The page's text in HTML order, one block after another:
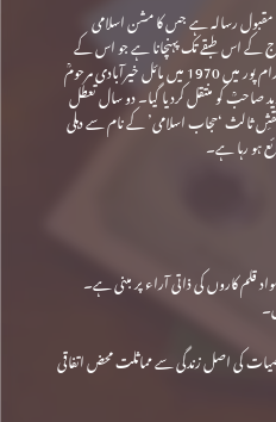
مقبول رسالہ ہے جس کا مشن اسلامی
کے اس طبقے تک پہنچانا ہے جو اس کے
نصف کی نمائندہ ہے۔ حجاب کی داغ بیل رام پور میں 1970 میں مائل خیرآبادی مرحومؒ
ڈاکٹر ابن فرید صاحبؒ کو منتقل کردیا گیا۔ دو سال تعطل
2003 سے اس کا نقشِ ثالث ‘حجاب اسلامی’ کے نام سے دہلی
ہو رہا ہے۔
قلم کاروں کی ذاتی آراء پر مبنی ہے۔
کی اصل زندگی سے مماثلت محض اتفاقی